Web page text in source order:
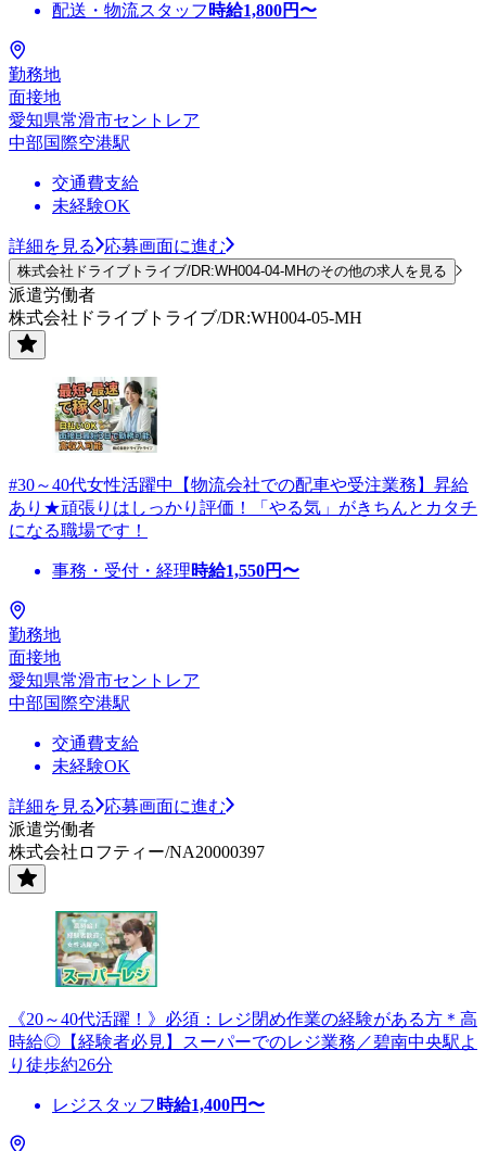
配送・物流スタッフ 時給1,800円〜
勤務地
面接地
愛知県常滑市セントレア
中部国際空港駅
交通費支給
未経験OK
詳細を見る 応募画面に進む
株式会社ドライブトライブ/DR:WH004-04-MHのその他の求人を見る
派遣労働者
株式会社ドライブトライブ/DR:WH004-05-MH
#30～40代女性活躍中【物流会社での配車や受注業務】昇給
あり★頑張りはしっかり評価！「やる気」がきちんとカタチ
になる職場です！
事務・受付・経理時給1,550円〜
勤務地
面接地
愛知県常滑市セントレア
中部国際空港駅
交通費支給
未経験OK
詳細を見る
応募画面に進む
派遣労働者
株式会社ロフティー/NA20000397
《20～40代活躍！》必須：レジ閉め作業の経験がある方＊高
時給◎【経験者必見】スーパーでのレジ業務／碧南中央駅よ
り徒歩約26分
レジスタッフ 時給1,400円〜